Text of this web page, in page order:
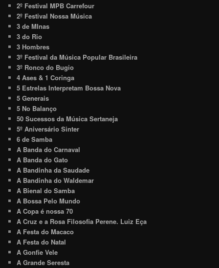
2º Festival MPB Carrefour
2º Festival Nossa Música
3 de MInas
3 do Rio
3 Hombres
3º Festival da Música Popular Brasileira
3º Ronco do Bugio
4 Ases & 1 Coringa
5 Estrelas Interpretam Bossa Nova
5 Generais
5 No Balanço
50 Sucessos da Música Sertaneja
5º Aniversário Sinter
6 de Samba
A Banda do Carnaval
A Banda do Gato
A Bandinha da Saudade
A Bandinha do Waldemar
A Bienal do Samba
A Bossa Pelo Mundo
A Copa é nossa 70
A Cruz e a Rosa Filosofia Perene. Luiz Eça
A Festa do Macaco
A Festa do Natal
A Gonfie Vele
A Grande Seresta